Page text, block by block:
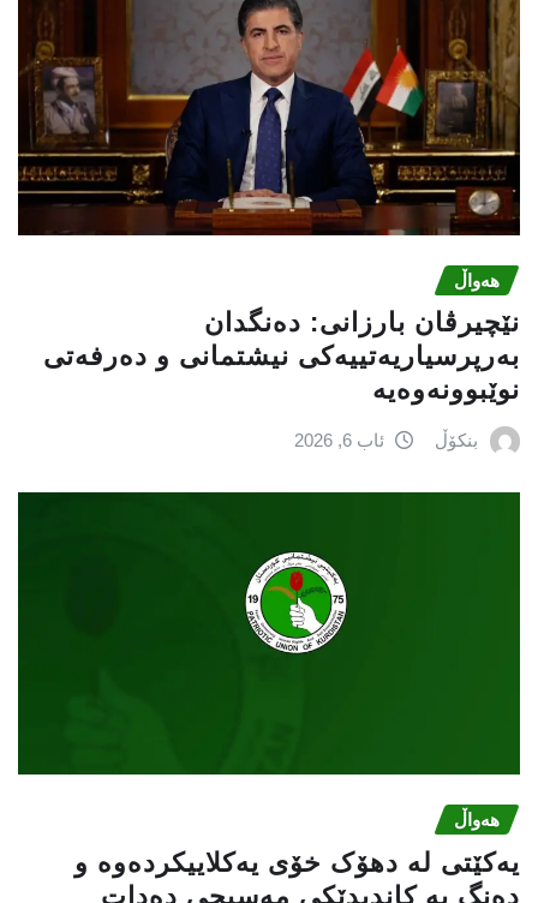
هەواڵ
نێچيرڤان بارزانى: دەنگدان
بەرپرسیاريه‌تییەکی نیشتمانى و دەرفەتی
نوێبوونەوەیە
بنکۆڵ ئاب 6, 2026
هەواڵ
یەکێتی لە دهۆک خۆی یەکلاییکردەوە و
دەنگ بە کاندیدێکی مەسیحی دەدات